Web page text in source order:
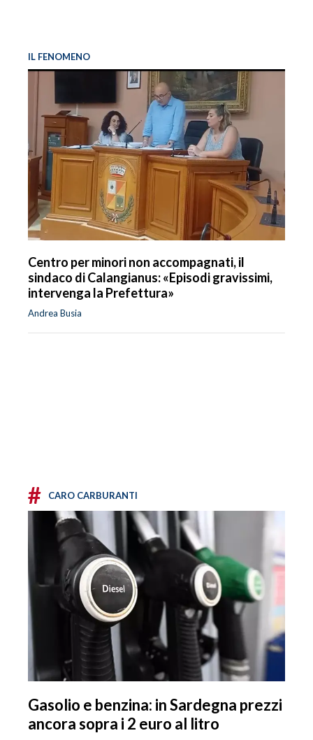
IL FENOMENO
Centro per minori non accompagnati, il
sindaco di Calangianus: «Episodi gravissimi,
intervenga la Prefettura»
Andrea Busia
# CARO CARBURANTI
Gasolio e benzina: in Sardegna prezzi
ancora sopra i 2 euro al litro